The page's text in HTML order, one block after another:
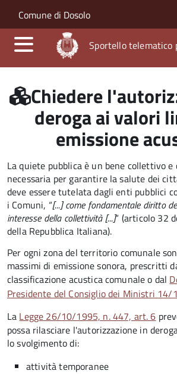
Salta al contenuto principale
Skip to site navigation
Comune di Dosolo
Sportello telematico
Chiedere
deroga ai valori
emissione
La quiete pubblica è un bene collettivo e
necessaria per garantire la salute dei
deve essere tutelata dagli enti pubblici
i Comuni, “[...] come fondamentale diritto
interesse della collettività [...]“ (articolo 32
della Repubblica Italiana).
Per ogni zona del territorio comunale
massimi di emissione sonora, prescritti
classificazione acustica comunale o dal
Presidente del Consiglio dei Ministri
La Legge 26/10/1995, n. 447, art. 6
possa rilasciare l'autorizzazione in
lo svolgimento di:
attività temporanee